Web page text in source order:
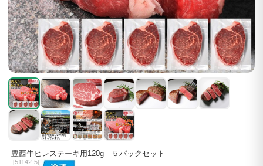
豊西牛ヒレステーキ用120g ５パックセット
[51142-5]